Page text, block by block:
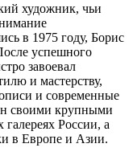
художник, чьи
в 1975 году, Борис
успешного
завоевал
и мастерству,
и современные
своими крупными
России, а
в Европе и Азии.